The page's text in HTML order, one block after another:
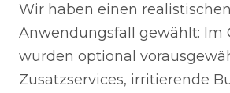
Wir haben einen realistischen
Anwendungsfall gewählt: Im
wurden optional
Zusatzservices, irritierende